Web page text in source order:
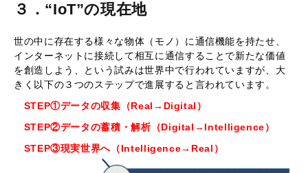
３．“IoT”の現在地
世の中に存在する様々な物体（モノ）に通信機能を持たせ、
インターネットに接続して相互に通信することで新たな価値
を創造しよう、という試みは世界中で行われていますが、大
きく以下の３つのステップで進展すると言われています。
STEP①データの収集（Real→Digital）
STEP②データの蓄積・解析（Digital→Intelligence）
STEP③現実世界へ（Intelligence→Real）